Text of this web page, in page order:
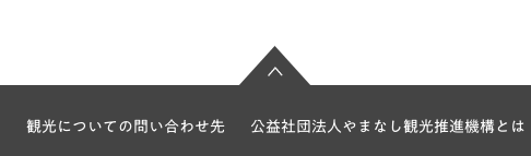
観光についての問い合わせ先 公益社団法人やまなし観光推進機構とは